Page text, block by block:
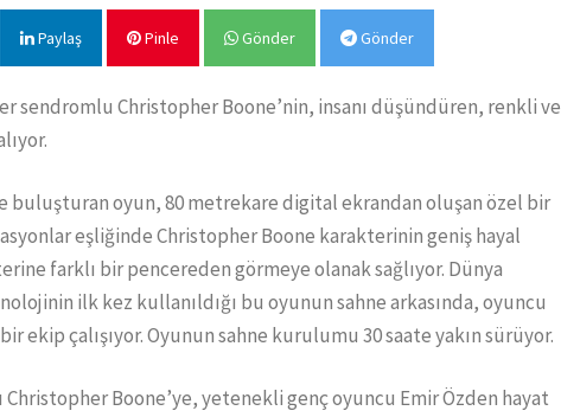
Paylaş Pinle Gönder Gönder
sendromlu Christopher Boone’nin, insanı düşündüren, renkli ve
buluşturan oyun, 80 metrekare digital ekrandan oluşan özel bir
eşliğinde Christopher Boone karakterinin geniş hayal
farklı bir pencereden görmeye olanak sağlıyor. Dünya
ilk kez kullanıldığı bu oyunun sahne arkasında, oyuncu
ekip çalışıyor. Oyunun sahne kurulumu 30 saate yakın sürüyor.
Boone’ye, yetenekli genç oyuncu Emir Özden hayat